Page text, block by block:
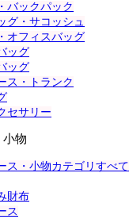
バックパック
グ・サコッシュ
オフィスバッグ
ッグ
ッグ
ス・トランク
セサリー
小物
ス・小物カテゴリすべて
財布
ス